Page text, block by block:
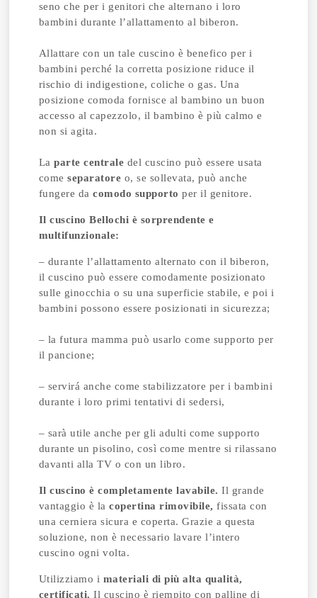
seno che per i genitori che alternano i loro
bambini durante l’allattamento al biberon.
Allattare con un tale cuscino è benefico per i
bambini perché la corretta posizione riduce il
rischio di indigestione, coliche o gas. Una
posizione comoda fornisce al bambino un buon
accesso al capezzolo, il bambino è più calmo e
non si agita.
Laparte centrale del cuscino può essere usata
comeseparatore o, se sollevata, può anche
fungere dacomodo supporto per il genitore.
Il cuscino Bellochi è sorprendente e
multifunzionale:
– durante l’allattamento alternato con il biberon,
il cuscino può essere comodamente posizionato
sulle ginocchia o su una superficie stabile, e poi i
bambini possono essere posizionati in sicurezza;
– la futura mamma può usarlo come supporto per
il pancione;
– servirá anche come stabilizzatore per i bambini
durante i loro primi tentativi di sedersi,
– sarà utile anche per gli adulti come supporto
durante un pisolino, così come mentre si rilassano
davanti alla TV o con un libro.
Il cuscino è completamente lavabile. Il grande
vantaggio è lacopertina rimovibile, fissata con
una cerniera sicura e coperta. Grazie a questa
soluzione, non è necessario lavare l’intero
cuscino ogni volta.
Utilizziamo i materiali di più alta qualità,
certificati. Il cuscino è riempito con palline di